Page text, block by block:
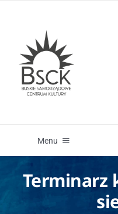
zawartości
Menu
Wydarzenia
Terminarz